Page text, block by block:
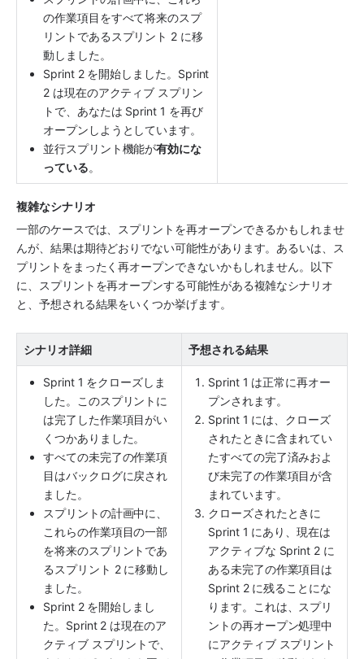
の作業項目をすべて将来のスプ
リントであるスプリント 2 に移
動しました。
Sprint 2 を開始しました。Sprint
2 は現在のアクティブ スプリン
トで、あなたは Sprint 1 を再び
オープンしようとしています。
並行スプリント機能が有効にな
っている。
複雑なシナリオ
一部のケースでは、スプリントを再オープンできるかもしれませ
んが、結果は期待どおりでない可能性があります。あるいは、ス
プリントをまったく再オープンできないかもしれません。以下
に、スプリントを再オープンする可能性がある複雑なシナリオ
と、予想される結果をいくつか挙げます。
シナリオ詳細 予想される結果
Sprint 1 をクローズしま
した。このスプリントに
は完了した作業項目がい
くつかありました。
すべての未完了の作業項
目はバックログに戻され
ました。
スプリントの計画中に、
これらの作業項目の一部
を将来のスプリントであ
るスプリント 2 に移動し
ました。
Sprint 2 を開始しまし
た。Sprint 2 は現在のア
クティブ スプリントで、
Sprint 1 は正常に再オー
プンされます。
Sprint 1 には、クローズ
されたときに含まれてい
たすべての完了済みおよ
び未完了の作業項目が含
まれています。
クローズされたときに
Sprint 1 にあり、現在は
アクティブな Sprint 2 に
ある未完了の作業項目は
Sprint 2 に残ることにな
ります。これは、スプリ
ントの再オープン処理中
にアクティブ スプリント